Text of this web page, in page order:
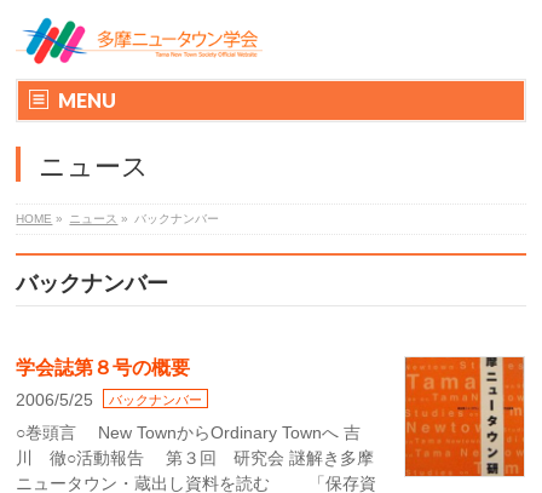
MENU
ニュース
HOME » ニュース » バックナンバー
バックナンバー
学会誌第８号の概要
2006/5/25 バックナンバー
○巻頭言 New TownからOrdinary Townへ 吉
川 徹○活動報告 第３回 研究会 謎解き多摩
ニュータウン・蔵出し資料を読む 「保存資